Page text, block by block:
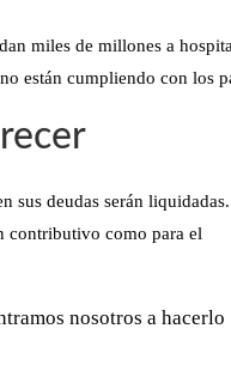
miles de millones a
están cumpliendo con los
sus deudas serán liquidadas
contributivo como para el
nosotros a hacerlo